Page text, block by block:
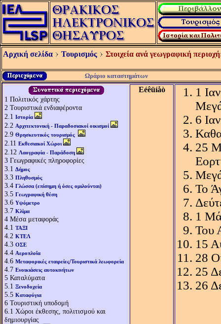
Αρχική σελίδα Τουρισμός Στοιχεία ανά γεωγραφική
Ωράριο καταστημάτων
1 Πολιτικός χάρτης
2 Τουριστικά ενδιαφέροντα
2.1 Ιστορία
2.2 Αρχιτεκτονική - Παραδοσιακοί οικισμοί
2.9 Θρησκευτικός τουρισμός
2.11 Εκθεσιακοί Χώροι
2.12 Λαογραφία - Παράδοση
3 Γεωγραφικές πληροφορίες
3.1 Δήμος
3.3 Πληθυσμός
3.4 Γλώσσα (επίσημη ή όσες ομιλούνται)
3.5 Γεωγραφική θέση
3.6 Υψόμετρο
3.7 Κλίμα
4 Μέσα μεταφοράς
4.1 ΤΑΞΙ
4.2 ΚΤΕΛ
4.3 ΟΣΕ
4.4 Αεροπλοΐα
4.6 Μεταφορικές εταιρείες/Τουριστικά λεωφορεία
4.7 Ενοικιάσεις αυτοκινήτων
5 Καταλύματα
5.1 Ξενοδοχεία
5.5 Καταφύγια
6 Τουριστική υποδομή
6.1 Χώροι έκθεσης, πολιτισμού και
δημιουργίας
Eéêüíåò
1
6
25
Το
1
Του
15
28
25
26